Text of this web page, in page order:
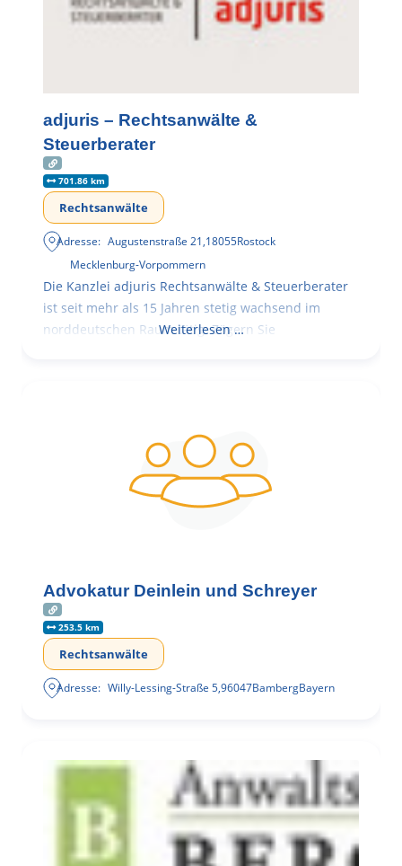
adjuris – Rechtsanwälte &
Steuerberater
701.86 km
Rechtsanwälte
Adresse: Augustenstraße 21,18055Rostock
Mecklenburg-Vorpommern
Die Kanzlei adjuris Rechtsanwälte & Steuerberater
ist seit mehr als 15 Jahren stetig wachsend im
norddeutschen Raum tätig. Zögern Sie
Weiterlesen …
Advokatur Deinlein und Schreyer
253.5 km
Rechtsanwälte
Adresse: Willy-Lessing-Straße 5,96047BambergBayern